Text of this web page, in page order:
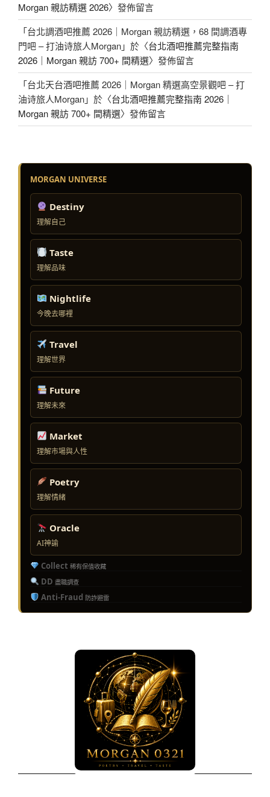
Morgan 親訪精選 2026〉發佈留言
「台北調酒吧推薦 2026｜Morgan 親訪精選，68 間調酒專
門吧 – 打油诗旅人Morgan」於〈台北酒吧推薦完整指南
2026｜Morgan 親訪 700+ 間精選〉發佈留言
「台北天台酒吧推薦 2026｜Morgan 精選高空景觀吧 – 打
油诗旅人Morgan」於〈台北酒吧推薦完整指南 2026｜
Morgan 親訪 700+ 間精選〉發佈留言
MORGAN UNIVERSE
Destiny
理解自己
Taste
理解品味
Nightlife
今晚去哪裡
Travel
理解世界
Future
理解未來
Market
理解市場與人性
Poetry
理解情緒
Oracle
AI神諭
Collect 稀有保值收藏
DD 盡職調查
Anti-Fraud 防詐避雷